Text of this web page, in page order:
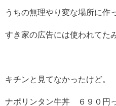
うちの無理やり変な場所に作
すき家の広告には使われてた
キチンと見てなかったけど。
ナポリンタン牛丼 ６９０円